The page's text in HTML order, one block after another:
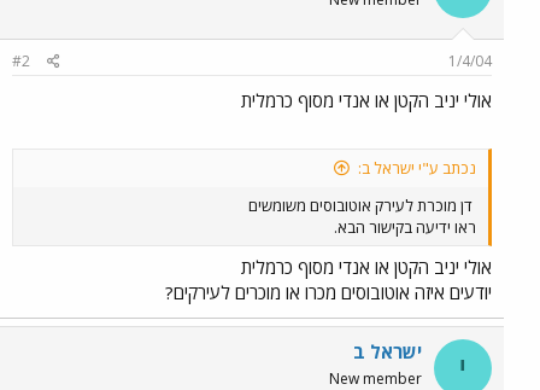
1/4/04
#2
אולי יניב הקטן או אנדי מסוף כרמלית
נכתב ע"י ישראל ב:
דן מוכרת לעירק אוטובוסים משומשים
ראו ידיעה בקישור הבא.
אולי יניב הקטן או אנדי מסוף כרמלית
יודעים איזה אוטובוסים מכרו או מוכרים לעירקים?
י ישראל ב
New member